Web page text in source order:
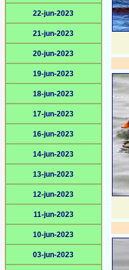
22-jun-2023
21-jun-2023
20-jun-2023
19-jun-2023
18-jun-2023
17-jun-2023
16-jun-2023
14-jun-2023
13-jun-2023
12-jun-2023
11-jun-2023
10-jun-2023
03-jun-2023